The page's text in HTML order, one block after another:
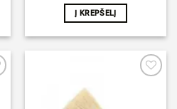
Į KREPŠELĮ